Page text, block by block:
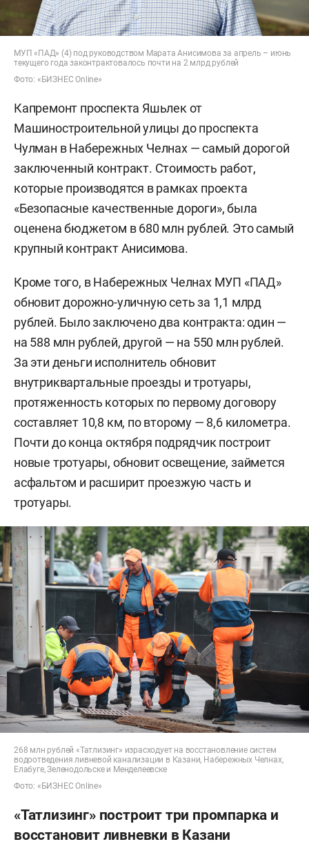
МУП «ПАД» (4) под руководством Марата Анисимова за апрель – июнь
текущего года законтрактовалось почти на 2 млрд рублей
Фото: «БИЗНЕС Online»
Капремонт проспекта Яшьлек от
Машиностроительной улицы до проспекта
Чулман в Набережных Челнах — самый дорогой
заключенный контракт. Стоимость работ,
которые производятся в рамках проекта
«Безопасные качественные дороги», была
оценена бюджетом в 680 млн рублей. Это самый
крупный контракт Анисимова.
Кроме того, в Набережных Челнах МУП «ПАД»
обновит дорожно-уличную сеть за 1,1 млрд
рублей. Было заключено два контракта: один —
на 588 млн рублей, другой — на 550 млн рублей.
За эти деньги исполнитель обновит
внутриквартальные проезды и тротуары,
протяженность которых по первому договору
составляет 10,8 км, по второму — 8,6 километра.
Почти до конца октября подрядчик построит
новые тротуары, обновит освещение, займется
асфальтом и расширит проезжую часть и
тротуары.
268 млн рублей «Татлизинг» израсходует на восстановление систем
водоотведения ливневой канализации в Казани, Набережных Челнах,
Елабуге, Зеленодольске и Менделеевске
Фото: «БИЗНЕС Online»
«Татлизинг» построит три промпарка и
восстановит ливневки в Казани